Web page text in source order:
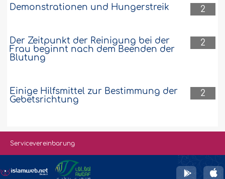
2
Demonstrationen und Hungerstreik
2
Der Zeitpunkt der Reinigung bei der
Frau beginnt nach dem Beenden der
Blutung
2
Einige Hilfsmittel zur Bestimmung der
Gebetsrichtung
Servicevereinbarung